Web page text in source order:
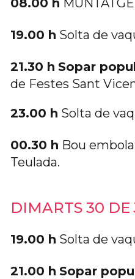
08.00 h
19.00 h Solta de
21.30 h Sopar
de Festes Sant
23.00 h Solta de
00.30 h Bou
Teulada.
DIMARTS 30 DE
19.00 h Solta de
21.00 h Sopar